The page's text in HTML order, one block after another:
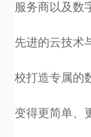
服务商以及数
先进的云技术
校打造专属的
变得更简单、